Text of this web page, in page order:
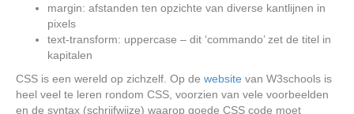
margin: afstanden ten opzichte van diverse kantlijnen in
pixels
text-transform: uppercase – dit ‘commando’ zet de titel in
kapitalen
CSS is een wereld op zichzelf. Op de website van W3schools is
heel veel te leren rondom CSS, voorzien van vele voorbeelden
en de syntax (schrijfwijze) waarop goede CSS code moet